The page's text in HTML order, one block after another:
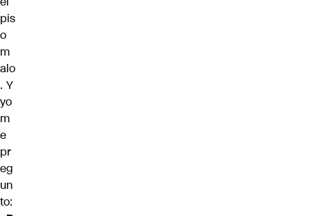
pis
o
m
alo
. Y
yo
m
e
pr
eg
un
to: